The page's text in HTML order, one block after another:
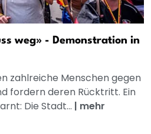
weg» - Demonstration in
zahlreiche Menschen gegen
fordern deren Rücktritt. Ein
Die Stadt... | mehr